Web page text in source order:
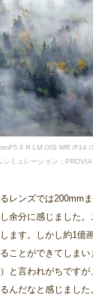
R LM OIS WR /F14
シミュレーション：PROVIA
レンズでは200mm
余分に感じました
ます。しかし約1億
ことができてしまい
と言われがちですが
んだなと感じました